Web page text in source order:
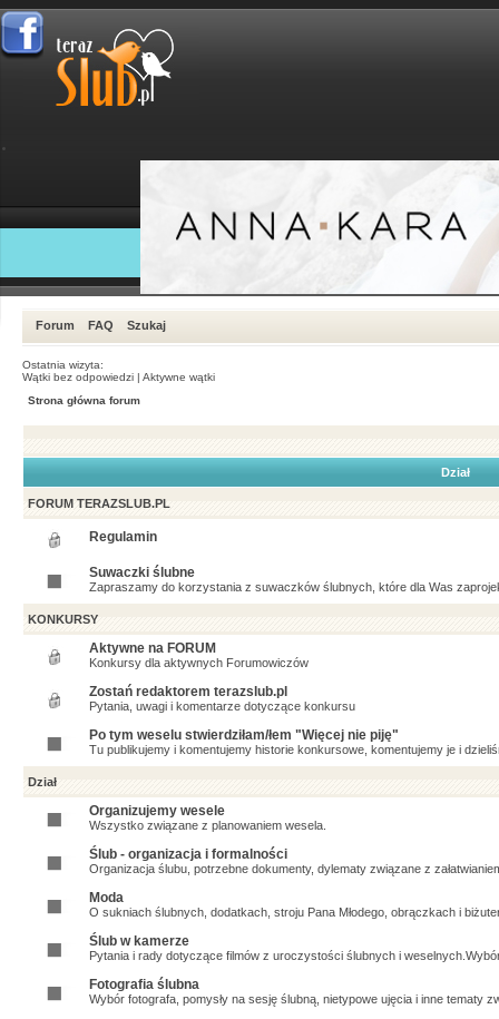
Forum FAQ Szukaj
Ostatnia wizyta:
Wątki bez odpowiedzi | Aktywne wątki
Strona główna forum
Dział
FORUM TERAZSLUB.PL
Regulamin
Suwaczki ślubne
Zapraszamy do korzystania z suwaczków ślubnych, które dla Was
KONKURSY
Aktywne na FORUM
Konkursy dla aktywnych Forumowiczów
Zostań redaktorem terazslub.pl
Pytania, uwagi i komentarze dotyczące konkursu
Po tym weselu stwierdziłam/łem "Więcej nie piję"
Tu publikujemy i komentujemy historie konkursowe, komentujemy je i
Dział
Organizujemy wesele
Wszystko związane z planowaniem wesela.
Ślub - organizacja i formalności
Organizacja ślubu, potrzebne dokumenty, dylematy związane z
Moda
O sukniach ślubnych, dodatkach, stroju Pana Młodego, obrączkach i
Ślub w kamerze
Pytania i rady dotyczące filmów z uroczystości ślubnych i
Fotografia ślubna
Wybór fotografa, pomysły na sesję ślubną, nietypowe ujęcia i inne tematy